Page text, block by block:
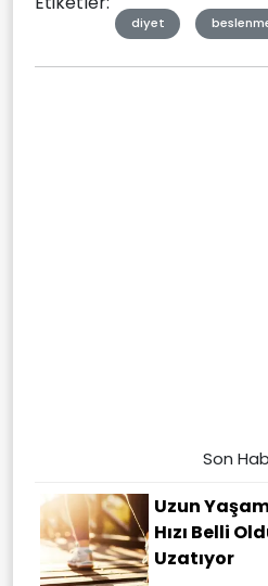
diyet
Son
Uzun
Hızı Belli
Uzatıyor